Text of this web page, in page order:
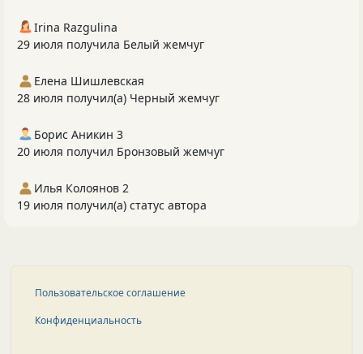
Irina Razgulina
29 июля получила Белый жемчуг
Елена Шишлевская
28 июля получил(а) Черный жемчуг
Борис Аникин 3
20 июля получил Бронзовый жемчуг
Илья Колоянов 2
19 июля получил(а) статус автора
Пользовательское соглашение
Конфиденциальность